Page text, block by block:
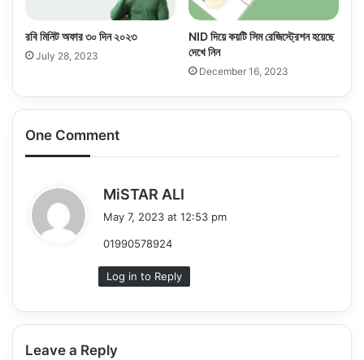
রবি মিনিট অফার ৩০ দিন ২০২৩
July 28, 2023
NID দিয়ে কয়টি সিম রেজিস্ট্রেশন হয়েছে
দেখে নিন
December 16, 2023
One Comment
MiSTAR ALI
:
May 7, 2023 at 12:53 pm
01990578924
Log in to Reply
Leave a Reply